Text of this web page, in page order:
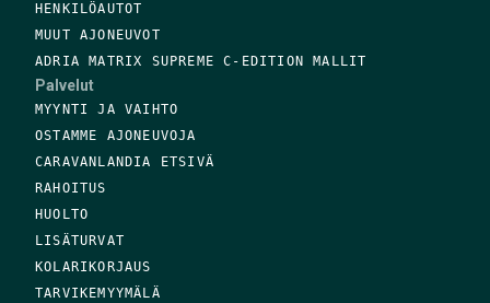
HENKILÖAUTOT
MUUT AJONEUVOT
ADRIA MATRIX SUPREME C-EDITION MALLIT
Palvelut
MYYNTI JA VAIHTO
OSTAMME AJONEUVOJA
CARAVANLANDIA ETSIVÄ
RAHOITUS
HUOLTO
LISÄTURVAT
KOLARIKORJAUS
TARVIKEMYYMÄLÄ